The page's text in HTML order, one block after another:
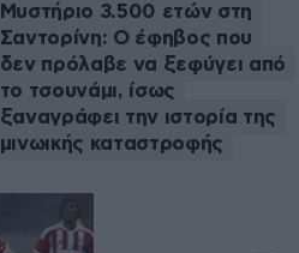
Μυστήριο 3.500 ετών στη
Σαντορίνη: Ο έφηβος που
δεν πρόλαβε να ξεφύγει από
το τσουνάμι, ίσως
ξαναγράφει την ιστορία της
μινωικής καταστροφής